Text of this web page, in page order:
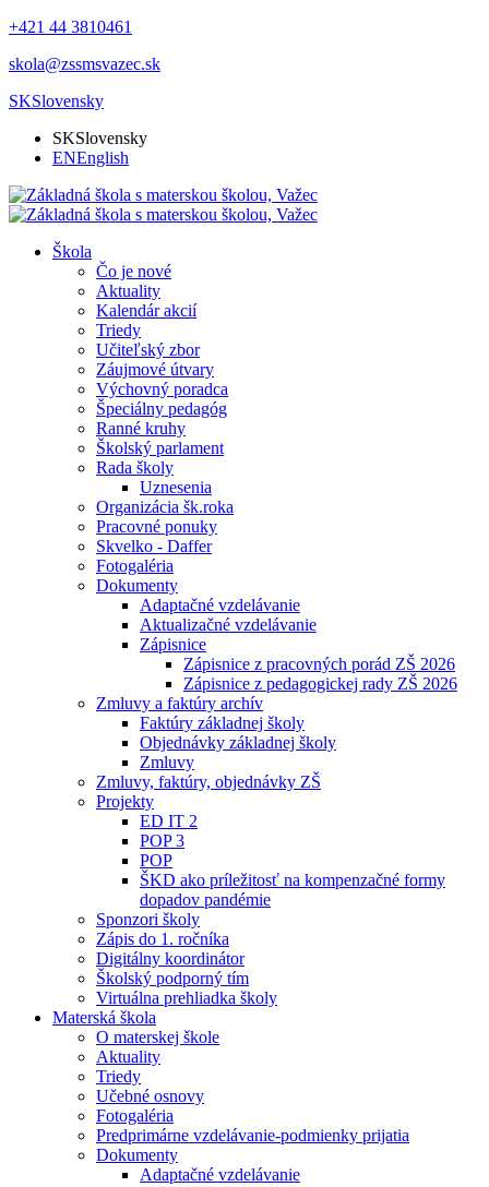
+421 44 3810461
skola@zssmsvazec.sk
SKSlovensky
SKSlovensky
ENEnglish
Škola
Čo je nové
Aktuality
Kalendár akcií
Triedy
Učiteľský zbor
Záujmové útvary
Výchovný poradca
Špeciálny pedagóg
Ranné kruhy
Školský parlament
Rada školy
Uznesenia
Organizácia šk.roka
Pracovné ponuky
Skvelko - Daffer
Fotogaléria
Dokumenty
Adaptačné vzdelávanie
Aktualizačné vzdelávanie
Zápisnice
Zápisnice z pracovných porád ZŠ 2026
Zápisnice z pedagogickej rady ZŠ 2026
Zmluvy a faktúry archív
Faktúry základnej školy
Objednávky základnej školy
Zmluvy
Zmluvy, faktúry, objednávky ZŠ
Projekty
ED IT 2
POP 3
POP
ŠKD ako príležitosť na kompenzačné formy
dopadov pandémie
Sponzori školy
Zápis do 1. ročníka
Digitálny koordinátor
Školský podporný tím
Virtuálna prehliadka školy
Materská škola
O materskej škole
Aktuality
Triedy
Učebné osnovy
Fotogaléria
Predprimárne vzdelávanie-podmienky prijatia
Dokumenty
Adaptačné vzdelávanie